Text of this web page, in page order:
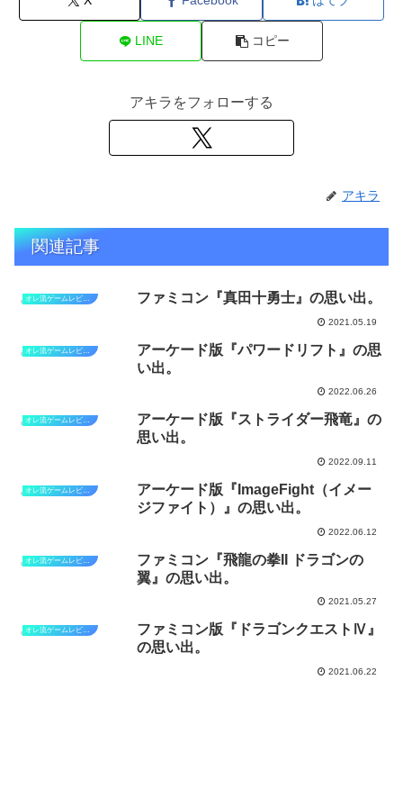
LINE コピー
アキラをフォローする
アキラ
関連記事
オレ流ゲームレビュー ファミコン『真田十勇士』の思い出。
2021.05.19
オレ流ゲームレビュー
アーケード版『パワードリフト』の思
い出。
2022.06.26
オレ流ゲームレビュー
アーケード版『ストライダー飛竜』の
思い出。
2022.09.11
オレ流ゲームレビュー
アーケード版『ImageFight（イメー
ジファイト）』の思い出。
2022.06.12
オレ流ゲームレビュー
ファミコン『飛龍の拳II ドラゴンの
翼』の思い出。
2021.05.27
オレ流ゲームレビュー
ファミコン版『ドラゴンクエストⅣ』
の思い出。
2021.06.22